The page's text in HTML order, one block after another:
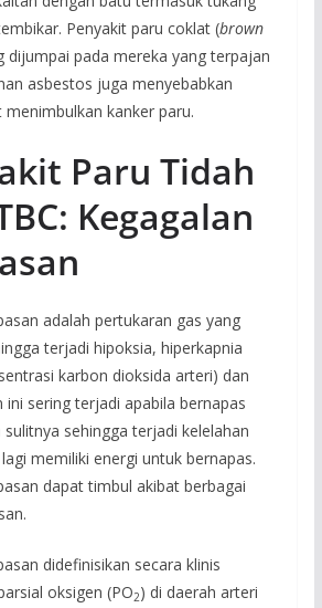
Penyakit paru coklat (brown
dijumpai pada mereka yang terpajan
asbestos juga menyebabkan
kanker paru.
Paru Tidah
Kegagalan
adalah pertukaran gas yang
terjadi hipoksia, hiperkapnia
karbon dioksida arteri) dan
ini sering terjadi apabila bernapas
sehingga terjadi kelelahan
memiliki energi untuk bernapas.
dapat timbul akibat berbagai
didefinisikan secara klinis
oksigen (PO2) di daerah arteri